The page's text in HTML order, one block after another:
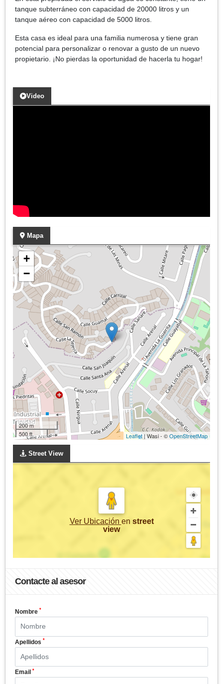
tanque subterráneo con capacidad de 20000 litros y un
tanque aéreo con capacidad de 5000 litros.
Esta casa es ideal para una familia numerosa y tiene gran
potencial para personalizar o renovar a gusto de un nuevo
propietario. ¡No pierdas la oportunidad de hacerla tu hogar!
Video
Mapa
+
−
200 m
500 ft
Leaflet | Wasi - ©OpenStreetMap
Street View
Ver Ubicación en street
view
Contacte al asesor
Nombre *
Apellidos *
Email *